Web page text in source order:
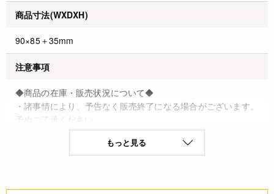
商品寸法(WXDXH)
90×85＋35mm
注意事項
◆商品の在庫・販売状況について◆
・諸事情により、予告なく販売終了になる場合がございます。
予めご了承ください。
・当サイトに掲載されている商品は、ご購入可能な状態にあっ
ても必ずしも在庫を保証するものではありません。予めご了承
詳細
もっと見る